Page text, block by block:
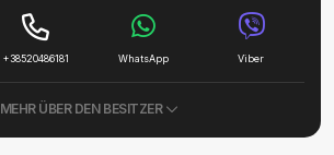
+38520486181 WhatsApp Viber
MEHR ÜBER DEN BESITZER